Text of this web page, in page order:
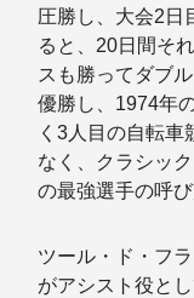
圧勝し、大会2日
ると、20日間そ
スも勝ってダブ
優勝し、1974年
く3人目の自転
なく、クラシッ
の最強選手の呼び
ツール・ド・フ
がアシスト役と